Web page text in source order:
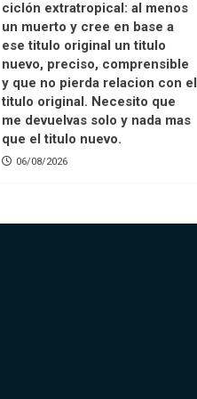
ciclón extratropical: al menos
un muerto y cree en base a
ese titulo original un titulo
nuevo, preciso, comprensible
y que no pierda relacion con el
titulo original. Necesito que
me devuelvas solo y nada mas
que el titulo nuevo.
06/08/2026